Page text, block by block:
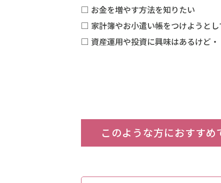
□ お金を増やす方法を知りたい
□ 家計簿やお小遣い帳をつけようとし
□ 資産運用や投資に興味はあるけど
このような方におすすめ